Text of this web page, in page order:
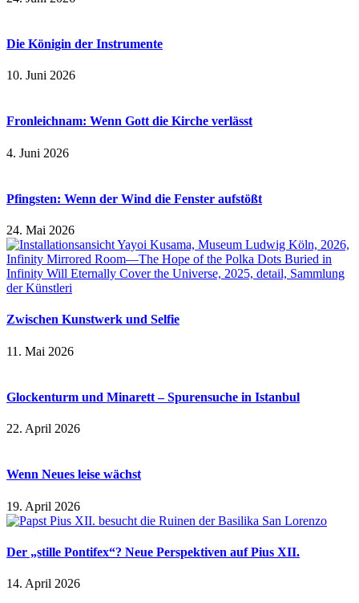
Die Königin der Instrumente
10. Juni 2026
Fronleichnam: Wenn Gott die Kirche verlässt
4. Juni 2026
Pfingsten: Wenn der Wind die Fenster aufstößt
24. Mai 2026
Zwischen Kunstwerk und Selfie
11. Mai 2026
Glockenturm und Minarett – Spurensuche in Istanbul
22. April 2026
Wenn Neues leise wächst
19. April 2026
Der „stille Pontifex“? Neue Perspektiven auf Pius XII.
14. April 2026